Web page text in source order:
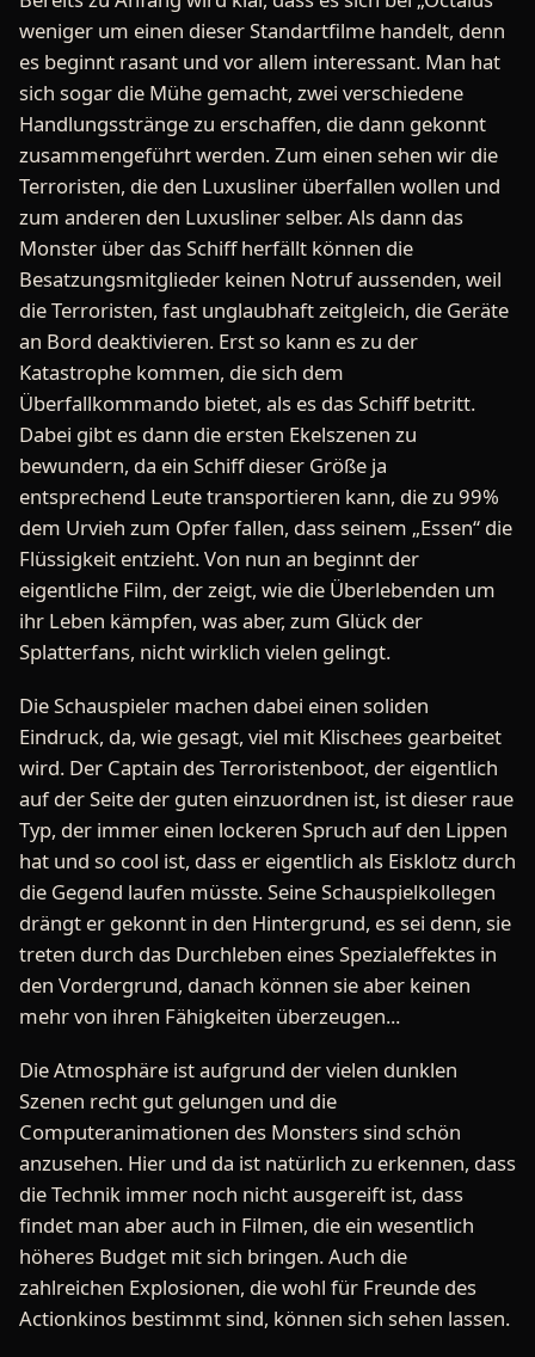
weniger um einen dieser Standartfilme handelt, denn
es beginnt rasant und vor allem interessant. Man hat
sich sogar die Mühe gemacht, zwei verschiedene
Handlungsstränge zu erschaffen, die dann gekonnt
zusammengeführt werden. Zum einen sehen wir die
Terroristen, die den Luxusliner überfallen wollen und
zum anderen den Luxusliner selber. Als dann das
Monster über das Schiff herfällt können die
Besatzungsmitglieder keinen Notruf aussenden, weil
die Terroristen, fast unglaubhaft zeitgleich, die Geräte
an Bord deaktivieren. Erst so kann es zu der
Katastrophe kommen, die sich dem
Überfallkommando bietet, als es das Schiff betritt.
Dabei gibt es dann die ersten Ekelszenen zu
bewundern, da ein Schiff dieser Größe ja
entsprechend Leute transportieren kann, die zu 99%
dem Urvieh zum Opfer fallen, dass seinem „Essen“ die
Flüssigkeit entzieht. Von nun an beginnt der
eigentliche Film, der zeigt, wie die Überlebenden um
ihr Leben kämpfen, was aber, zum Glück der
Splatterfans, nicht wirklich vielen gelingt.
Die Schauspieler machen dabei einen soliden
Eindruck, da, wie gesagt, viel mit Klischees gearbeitet
wird. Der Captain des Terroristenboot, der eigentlich
auf der Seite der guten einzuordnen ist, ist dieser raue
Typ, der immer einen lockeren Spruch auf den Lippen
hat und so cool ist, dass er eigentlich als Eisklotz durch
die Gegend laufen müsste. Seine Schauspielkollegen
drängt er gekonnt in den Hintergrund, es sei denn, sie
treten durch das Durchleben eines Spezialeffektes in
den Vordergrund, danach können sie aber keinen
mehr von ihren Fähigkeiten überzeugen...
Die Atmosphäre ist aufgrund der vielen dunklen
Szenen recht gut gelungen und die
Computeranimationen des Monsters sind schön
anzusehen. Hier und da ist natürlich zu erkennen, dass
die Technik immer noch nicht ausgereift ist, dass
findet man aber auch in Filmen, die ein wesentlich
höheres Budget mit sich bringen. Auch die
zahlreichen Explosionen, die wohl für Freunde des
Actionkinos bestimmt sind, können sich sehen lassen.